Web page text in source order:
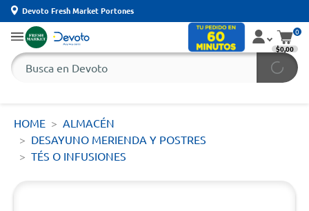
Devoto Fresh Market Portones
0
$0,00
HOME
ALMACÉN
DESAYUNO MERIENDA Y POSTRES
TÉS O INFUSIONES